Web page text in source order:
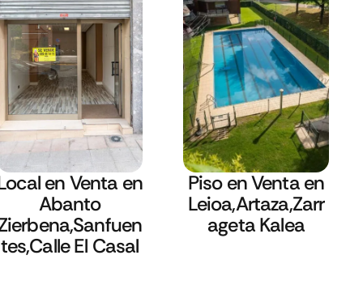
en Venta en
Abanto
tes,Calle El Casal
Piso en Venta en
Leioa,Artaza,Zarr
ageta Kalea